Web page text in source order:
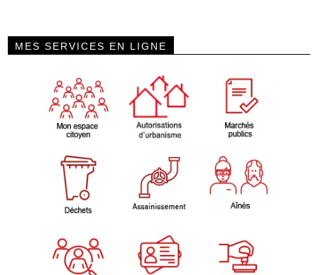
MES SERVICES EN LIGNE